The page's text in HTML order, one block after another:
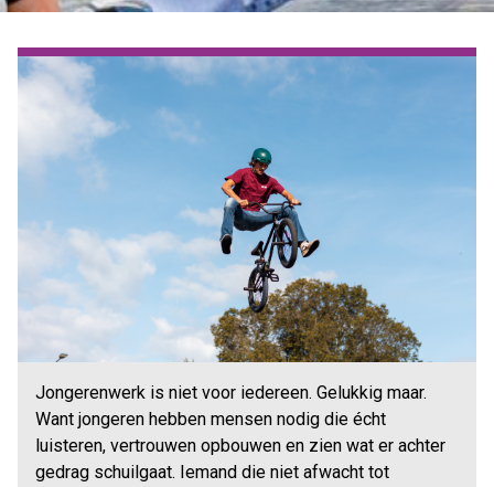
Jongerenwerk is niet voor iedereen. Gelukkig maar.
Want jongeren hebben mensen nodig die écht
luisteren, vertrouwen opbouwen en zien wat er achter
gedrag schuilgaat. Iemand die niet afwacht tot